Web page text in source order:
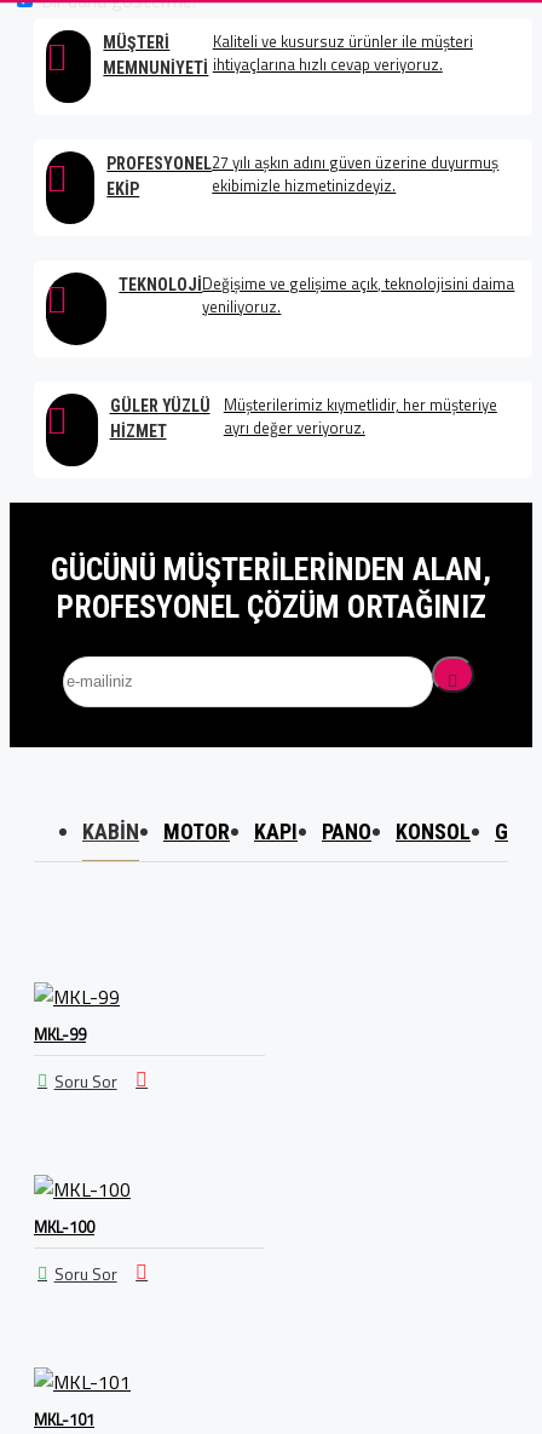
MÜŞTERI
MEMNUNIYETI
Kaliteli ve kusursuz ürünler ile müşteri
ihtiyaçlarına hızlı cevap veriyoruz.
PROFESYONEL
EKIP
27 yılı aşkın adını güven üzerine duyurmuş
ekibimizle hizmetinizdeyiz.
TEKNOLOJIDeğişime ve gelişime açık, teknolojisini daima
yeniliyoruz.
GÜLER YÜZLÜ
HIZMET
Müşterilerimiz kıymetlidir, her müşteriye
ayrı değer veriyoruz.
GÜCÜNÜ MÜŞTERILERINDEN ALAN,
PROFESYONEL ÇÖZÜM ORTAĞINIZ
KABIN MOTOR KAPI PANO KONSOL
MKL-99
Soru Sor
MKL-100
Soru Sor
MKL-101